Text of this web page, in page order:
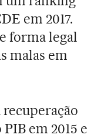
em 2017.
forma legal
malas em
em 2015 e